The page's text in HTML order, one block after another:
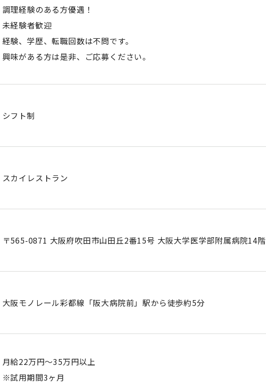
調理経験のある方優遇！
未経験者歓迎
経験、学歴、転職回数は不問です。
興味がある方は是非、ご応募ください。
シフト制
スカイレストラン
〒565-0871 大阪府吹田市山田丘2番15号 大阪大学医学部附属病院14階
大阪モノレール彩都線「阪大病院前」駅から徒歩約5分
月給22万円～35万円以上
※試用期間3ヶ月